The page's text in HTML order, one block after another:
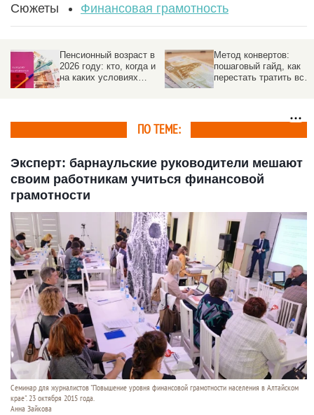
Сюжеты Финансовая грамотность
Пенсионный возраст в
2026 году: кто, когда и
на каких условиях
Метод конвертов:
пошаговый гайд, как
перестать тратить все
ПО ТЕМЕ:
Эксперт: барнаульские руководители мешают
своим работникам учиться финансовой
грамотности
Семинар для журналистов "Повышение уровня финансовой грамотности населения в Алтайском
крае". 23 октября 2015 года.
Анна Зайкова